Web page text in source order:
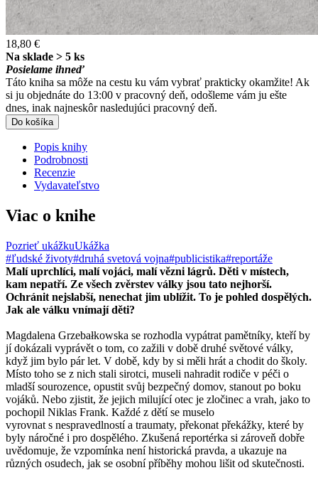
18,80 €
Na sklade > 5 ks
Posielame ihneď
Táto kniha sa môže na cestu ku vám vybrať prakticky okamžite! Ak
si ju objednáte do 13:00 v pracovný deň, odošleme vám ju ešte
dnes, inak najneskôr nasledujúci pracovný deň.
Do košíka
Popis knihy
Podrobnosti
Recenzie
Vydavateľstvo
Viac o knihe
Pozrieť ukážkuUkážka
#ľudské životy#druhá svetová vojna#publicistika#reportáže
Malí uprchlíci, malí vojáci, malí vězni lágrů. Děti v místech,
kam nepatří. Ze všech zvěrstev války jsou tato nejhorší.
Ochránit nejslabší, nenechat jim ublížit. To je pohled dospělých.
Jak ale válku vnímají děti?
Magdalena Grzebałkowska se rozhodla vypátrat pamětníky, kteří by
jí dokázali vyprávět o tom, co zažili v době druhé světové války,
když jim bylo pár let. V době, kdy by si měli hrát a chodit do školy.
Místo toho se z nich stali sirotci, museli nahradit rodiče v péči o
mladší sourozence, opustit svůj bezpečný domov, stanout po boku
vojáků. Nebo zjistit, že jejich milující otec je zločinec a vrah, jako to
pochopil Niklas Frank. Každé z dětí se muselo
vyrovnat s nespravedlností a traumaty, překonat překážky, které by
byly náročné i pro dospělého. Zkušená reportérka si zároveň dobře
uvědomuje, že vzpomínka není historická pravda, a ukazuje na
různých osudech, jak se osobní příběhy mohou lišit od skutečnosti.